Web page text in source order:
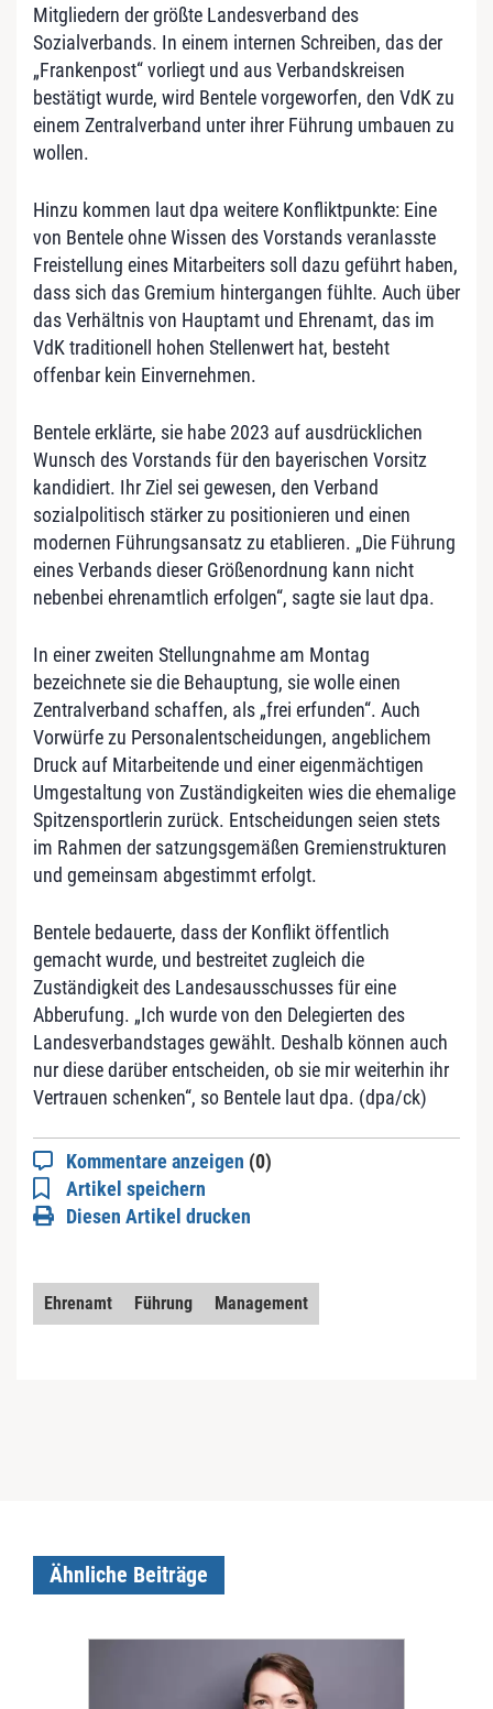
Mitgliedern der größte Landesverband des
Sozialverbands. In einem internen Schreiben, das der
„Frankenpost“ vorliegt und aus Verbandskreisen
bestätigt wurde, wird Bentele vorgeworfen, den VdK zu
einem Zentralverband unter ihrer Führung umbauen zu
wollen.
Hinzu kommen laut dpa weitere Konfliktpunkte: Eine
von Bentele ohne Wissen des Vorstands veranlasste
Freistellung eines Mitarbeiters soll dazu geführt haben,
dass sich das Gremium hintergangen fühlte. Auch über
das Verhältnis von Hauptamt und Ehrenamt, das im
VdK traditionell hohen Stellenwert hat, besteht
offenbar kein Einvernehmen.
Bentele erklärte, sie habe 2023 auf ausdrücklichen
Wunsch des Vorstands für den bayerischen Vorsitz
kandidiert. Ihr Ziel sei gewesen, den Verband
sozialpolitisch stärker zu positionieren und einen
modernen Führungsansatz zu etablieren. „Die Führung
eines Verbands dieser Größenordnung kann nicht
nebenbei ehrenamtlich erfolgen“, sagte sie laut dpa.
In einer zweiten Stellungnahme am Montag
bezeichnete sie die Behauptung, sie wolle einen
Zentralverband schaffen, als „frei erfunden“. Auch
Vorwürfe zu Personalentscheidungen, angeblichem
Druck auf Mitarbeitende und einer eigenmächtigen
Umgestaltung von Zuständigkeiten wies die ehemalige
Spitzensportlerin zurück. Entscheidungen seien stets
im Rahmen der satzungsgemäßen Gremienstrukturen
und gemeinsam abgestimmt erfolgt.
Bentele bedauerte, dass der Konflikt öffentlich
gemacht wurde, und bestreitet zugleich die
Zuständigkeit des Landesausschusses für eine
Abberufung. „Ich wurde von den Delegierten des
Landesverbandstages gewählt. Deshalb können auch
nur diese darüber entscheiden, ob sie mir weiterhin ihr
Vertrauen schenken“, so Bentele laut dpa. (dpa/ck)
Kommentare anzeigen (0)
Artikel speichern
Diesen Artikel drucken
Ehrenamt Führung Management
Ähnliche Beiträge